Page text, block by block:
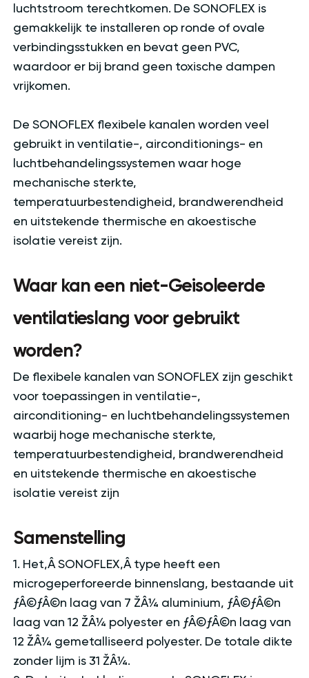
luchtstroom terechtkomen. De SONOFLEX is
gemakkelijk te installeren op ronde of ovale
verbindingsstukken en bevat geen PVC,
waardoor er bij brand geen toxische dampen
vrijkomen.
De SONOFLEX flexibele kanalen worden veel
gebruikt in ventilatie-, airconditionings- en
luchtbehandelingssystemen waar hoge
mechanische sterkte,
temperatuurbestendigheid, brandwerendheid
en uitstekende thermische en akoestische
isolatie vereist zijn.
Waar kan een niet-Geisoleerde
ventilatieslang voor gebruikt
worden?
De flexibele kanalen van SONOFLEX zijn geschikt
voor toepassingen in ventilatie-,
airconditioning- en luchtbehandelingssystemen
waarbij hoge mechanische sterkte,
temperatuurbestendigheid, brandwerendheid
en uitstekende thermische en akoestische
isolatie vereist zijn
Samenstelling
1. Het‚Â SONOFLEX‚Â type heeft een
microgeperforeerde binnenslang, bestaande uit
ƒÂ©ƒÂ©n laag van 7 ŽÂ¼ aluminium, ƒÂ©ƒÂ©n
laag van 12 ŽÂ¼ polyester en ƒÂ©ƒÂ©n laag van
12 ŽÂ¼ gemetalliseerd polyester. De totale dikte
zonder lijm is 31 ŽÂ¼.